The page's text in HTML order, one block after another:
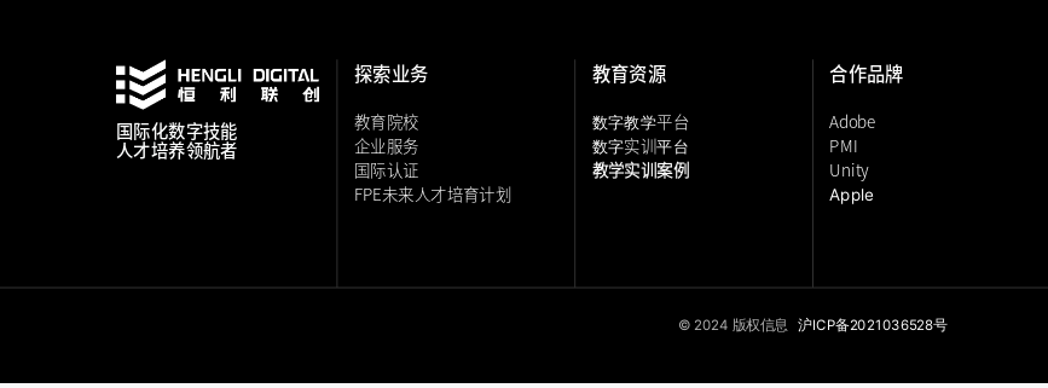
国际化数字技能
人才培养领航者
探索业务
教育院校
企业服务
国际认证
FPE未来人才培育计划
教育资源
数字教学平台
数字实训平台
教学实训案例
合作品牌
Adobe
PMI
Unity
Apple
© 2024 版权信息 沪ICP备2021036528号